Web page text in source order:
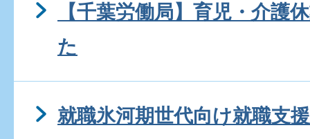
【千葉労働局】育児・介護
た
就職氷河期世代向け就職支